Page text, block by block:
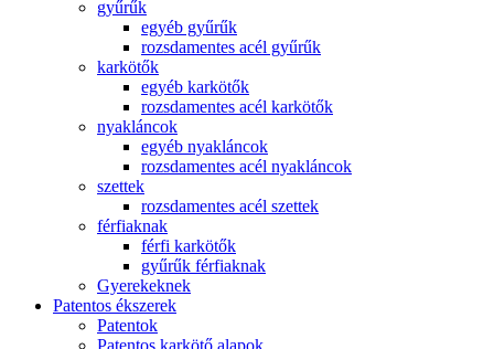
gyűrűk
egyéb gyűrűk
rozsdamentes acél gyűrűk
karkötők
egyéb karkötők
rozsdamentes acél karkötők
nyakláncok
egyéb nyakláncok
rozsdamentes acél nyakláncok
szettek
rozsdamentes acél szettek
férfiaknak
férfi karkötők
gyűrűk férfiaknak
Gyerekeknek
Patentos ékszerek
Patentok